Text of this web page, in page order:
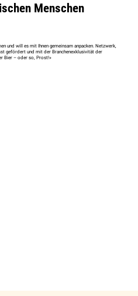
Menschen
und will es mit Ihnen gemeinsam anpacken. Netzwerk,
gefördert und mit der Branchenexklusivität der
Bier – oder so, Prost!»